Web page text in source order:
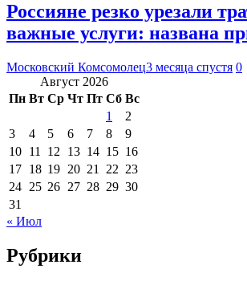
Россияне резко урезали
важные услуги: названа
Московский Комсомолец3 месяца спустя 0
Август 2026
Пн Вт Ср Чт Пт Сб Вс
1
2
3
4 5 6 7 8
9
10 11 12 13 14 15 16
17 18 19 20 21 22 23
24 25 26 27 28 29 30
31
« Июл
Рубрики